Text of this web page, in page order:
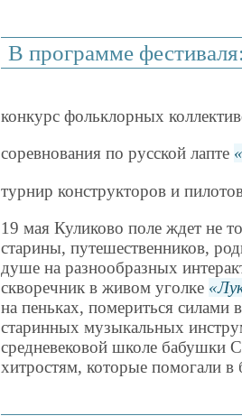
В программе фестиваля:
конкурс фольклорных
соревнования по русской лапте
турнир конструкторов и
19 мая Куликово поле ждет не
старины, путешественников,
душе на разнообразных
скворечник в живом уголке
на пеньках, помериться силами в
старинных музыкальных
средневековой школе бабушки
хитростям, которые помогали